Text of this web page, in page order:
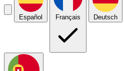
Español Français Deutsch